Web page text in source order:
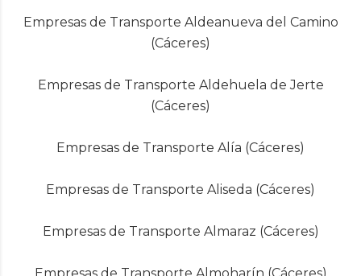
Empresas de Transporte Aldeanueva del Camino
(Cáceres)
Empresas de Transporte Aldehuela de Jerte
(Cáceres)
Empresas de Transporte Alía (Cáceres)
Empresas de Transporte Aliseda (Cáceres)
Empresas de Transporte Almaraz (Cáceres)
Empresas de Transporte Almoharín (Cáceres)